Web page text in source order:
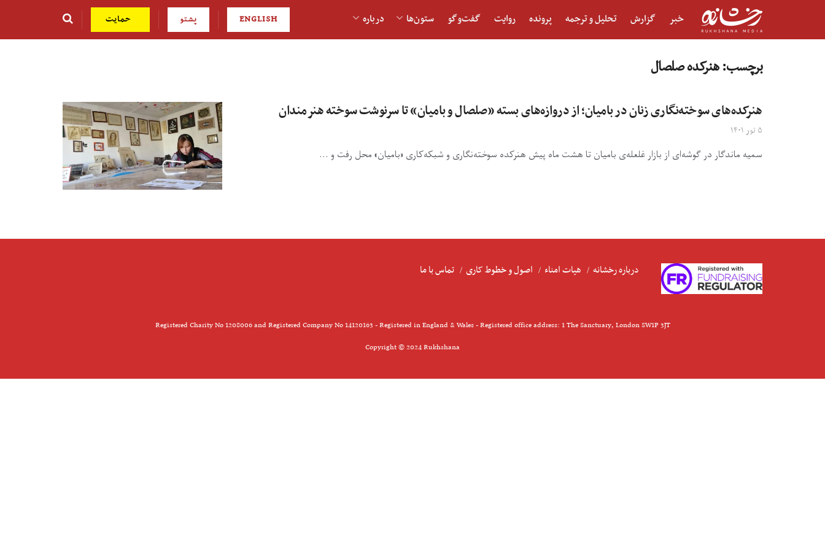
خبر گزارش تحلیل و ترجمه پرونده روایت گفت‌و‎گو ستون‌ها درباره ENGLISH پشتو حمایت
برچسب:هنرکده صلصال
هنرکده‌های سوخته‌نگاری زنان در بامیان؛ از دروازه‌های بسته «صلصال و بامیان» تا سرنوشت سوخته هنرمندان
۵ ثور ۱۴۰۱
سمیه ماندگار در گوشه‌ا‌ی از بازار غلعله‌ی بامیان تا هشت ماه پیش هنرکده سوخته‌نگاری و شبکه‌کاری «بامیان» محل رفت و ...
درباره رخشانه هیات امناء اصول و خطوط کاری تماس با ما
Registered Charity No 1208006 and Registered Company No 14120163 - Registered in England & Wales - Registered office address: 1 The Sanctuary, London SW1P 3JT
Copyright © 2024 Rukhshana